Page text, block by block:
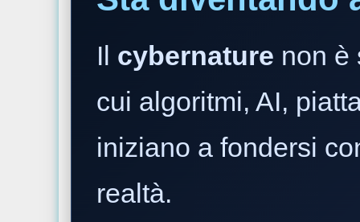
Il cybernature non è
cui algoritmi, AI,
iniziano a fondersi
realtà.